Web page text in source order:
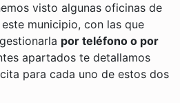
visto algunas oficinas de
municipio, con las que
por teléfono o por
apartados te detallamos
para cada uno de estos dos